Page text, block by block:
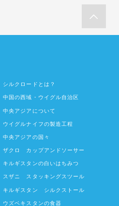
シルクロードとは？
中国の西域・ウイグル自治区
中央アジアについて
ウイグルナイフの製造工程
中央アジアの国々
ザクロ カップアンドソーサー
キルギスタンの白いはちみつ
スザニ スタッキングスツール
キルギスタン シルクストール
ウズベキスタンの食器